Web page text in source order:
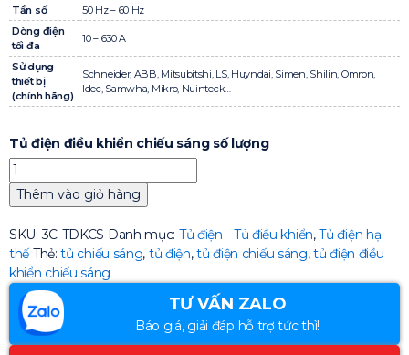
Tần số
50 Hz – 60 Hz
Dòng điện
tối đa
10 – 630 A
Sử dụng
thiết bị
(chính hãng)
Schneider, ABB, Mitsubitshi, LS, Huyndai, Simen, Shilin, Omron,
Idec, Samwha, Mikro, Nuinteck…
Tủ điện điều khiển chiếu sáng số lượng
Thêm vào giỏ hàng
SKU:3C-TDKCS Danh mục: Tủ điện - Tủ điều khiển,Tủ điện hạ
thế Thẻ:tủ chiếu sáng, tủ điện,tủ điện chiếu sáng,tủ điện điều
khiển chiếu sáng
TƯ VẤN ZALO
Báo giá, giải đáp hỗ trợ tức thì!